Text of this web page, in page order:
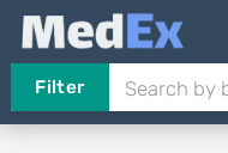
Filter